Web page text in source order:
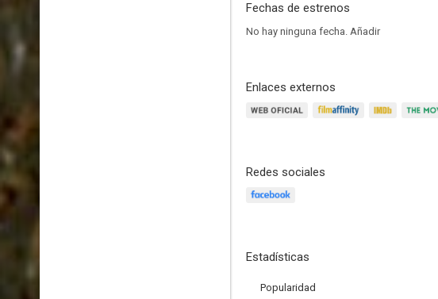
Fechas de estrenos
No hay ninguna fecha. Añadir
Enlaces externos
Redes sociales
Estadísticas
Popularidad